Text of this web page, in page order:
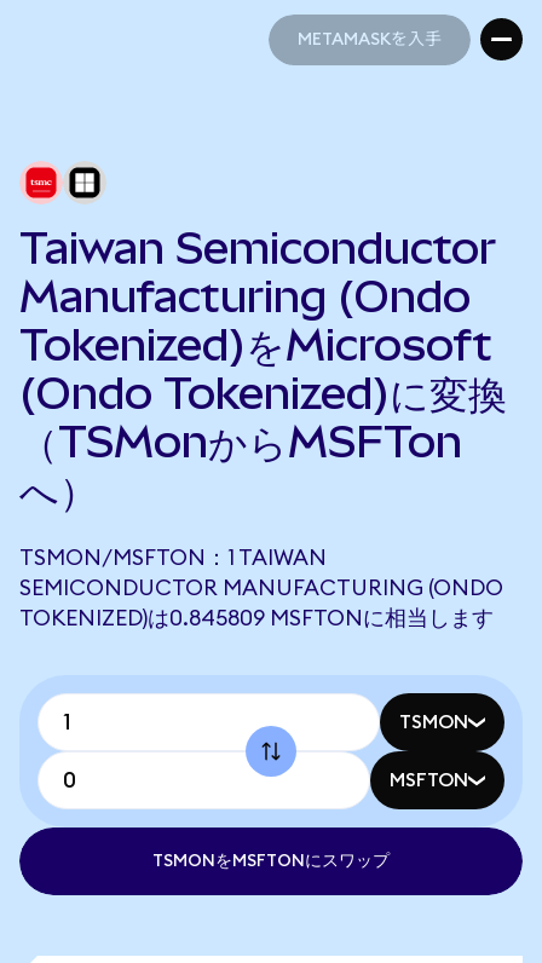
METAMASKを入手
Taiwan Semiconductor
Manufacturing (Ondo
Tokenized)をMicrosoft
(Ondo Tokenized)に変換
（TSMonからMSFTon
へ）
TSMON/MSFTON：1 TAIWAN
SEMICONDUCTOR MANUFACTURING (ONDO
TOKENIZED)は0.845809 MSFTONに相当します
TSMON
MSFTON
TSMONをMSFTONにスワップ